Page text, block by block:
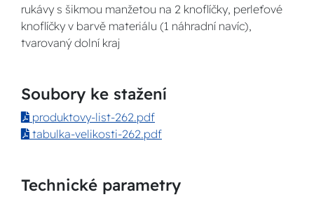
rukávy s šikmou manžetou na 2 knoflíčky, perleťové
knoflíčky v barvě materiálu (1 náhradní navíc),
tvarovaný dolní kraj
Soubory ke stažení
produktovy-list-262.pdf
tabulka-velikosti-262.pdf
Technické parametry